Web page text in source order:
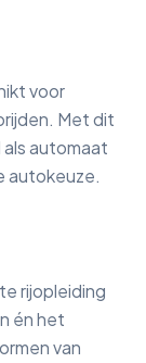
voor
Met dit
automaat
autokeuze.
rijopleiding
én het
van